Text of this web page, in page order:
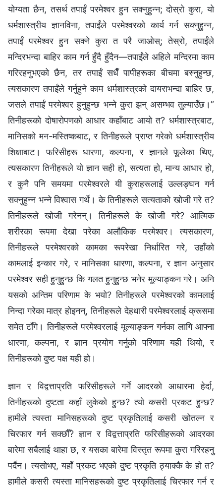
योग्यता छैन, तसर्थ तपाईं परमेश्‍वर हुन सक्‍नुहुन्‍न; दोस्रो कुरा, यो
धर्मशास्त्रीय ज्ञानविना, तपाईंले परमेश्‍वरको कार्य गर्न सक्‍नुहुन्‍न,
तपाईं परमेश्‍वर हुन सक्‍ने कुरा त परै जाओस्; तेस्रो, तपाईंले
मन्दिरभन्दा बाहिर काम गर्न हुँदै हुँदैन—तपाईंले अहिले मन्दिरमा काम
गरिरहनुभएको छैन, तर तपाईं सधैँ पापीहरूका बीचमा बस्‍नुहुन्छ,
त्यसकारण तपाईंले गर्नुहुने काम धर्मशास्‍त्रको दायराभन्दा बाहिर छ,
जसले तपाईं परमेश्‍वर हुनुहुन्छ भन्‍ने कुरा झन् असम्भव तुल्याउँछ।”
तिनीहरूको दोषारोपणको आधार कहाँबाट आयो त? धर्मशास्त्रबाट,
मानिसको मन-मस्तिष्कबाट, र तिनीहरूले प्राप्त गरेको धर्मशास्‍त्रीय
शिक्षाबाट। फरिसीहरू धारणा, कल्‍पना, र ज्ञानले फूलेका थिए,
त्यसकारण तिनीहरूले यो ज्ञान सही हो, सत्यता हो, मान्य आधार हो,
र कुनै पनि समयमा परमेश्‍वरले यी कुराहरूलाई उल्‍लङ्घन गर्न
सक्‍नुहुन्‍न भन्‍ने विश्‍वास गर्थे। के तिनीहरूले सत्यताको खोजी गरे त?
तिनीहरूले खोजी गरेनन्। तिनीहरूले के खोजी गरे? आत्मिक
शरीरका रूपमा देखा परेका अलौकिक परमेश्‍वर। त्यसकारण,
तिनीहरूले परमेश्‍वरको कामका रूपरेखा निर्धारित गरे, उहाँको
कामलाई इन्कार गरे, र मानिसका धारणा, कल्पना, र ज्ञान अनुसार
परमेश्‍वर सही हुनुहुन्छ कि गलत हुनुहुन्छ भनेर मूल्याङ्कन गरे। अनि
यसको अन्तिम परिणाम के भयो? तिनीहरूले परमेश्‍वरको कामलाई
निन्दा गरेका मात्र होइनन्, तिनीहरूले देहधारी परमेश्‍वरलाई क्रूसमा
समेत टाँगे। तिनीहरूले परमेश्‍वरलाई मूल्याङ्कन गर्नका लागि आफ्ना
धारणा, कल्पना, र ज्ञान प्रयोग गर्नुको परिणाम यही थियो, र
तिनीहरूको दुष्ट पक्ष यही हो।
ज्ञान र विद्वत्ताप्रति फरिसीहरूले गर्ने आदरको आधारमा हेर्दा,
तिनीहरूको दुष्टता कहाँ लुकेको हुन्छ? त्यो कसरी प्रकट हुन्छ?
हामीले त्यस्ता मानिसहरूको दुष्ट प्रकृतिलाई कसरी खोतल्न र
चिरफार गर्न सक्छौँ? ज्ञान र विद्वत्ताप्रति फरिसीहरूको आदरका
बारेमा सबैलाई थाहा छ, र यसका बारेमा विस्तृत रूपमा कुरा गरिरहनु
पर्दैन। त्यसोभए, यहाँ प्रकट भएको दुष्ट प्रकृति ठ्याक्कै के हो त?
हामीले कसरी त्यस्ता मानिसहरूको दुष्ट प्रकृतिलाई चिरफार गर्न र